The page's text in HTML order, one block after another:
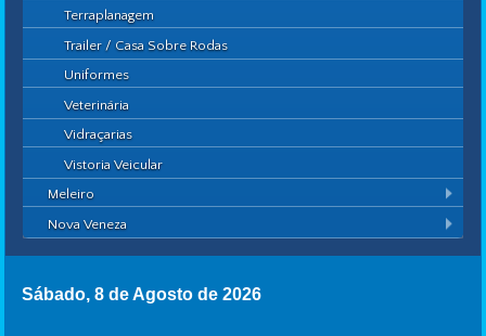
Terraplanagem
Trailer / Casa Sobre Rodas
Uniformes
Veterinária
Vidraçarias
Vistoria Veicular
Meleiro
Nova Veneza
Sábado, 8 de Agosto de 2026